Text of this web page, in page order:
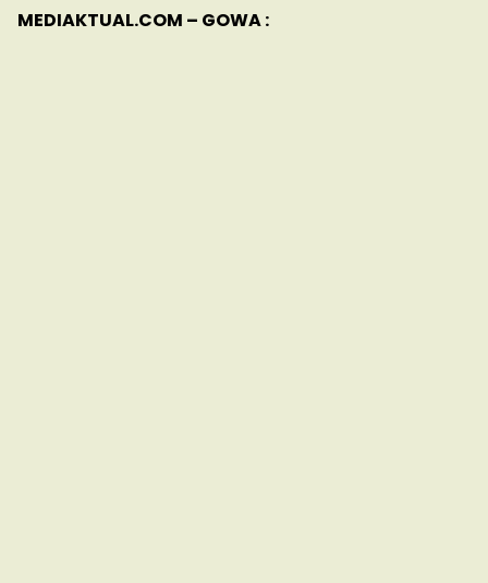
MEDIAKTUAL.COM – GOWA :